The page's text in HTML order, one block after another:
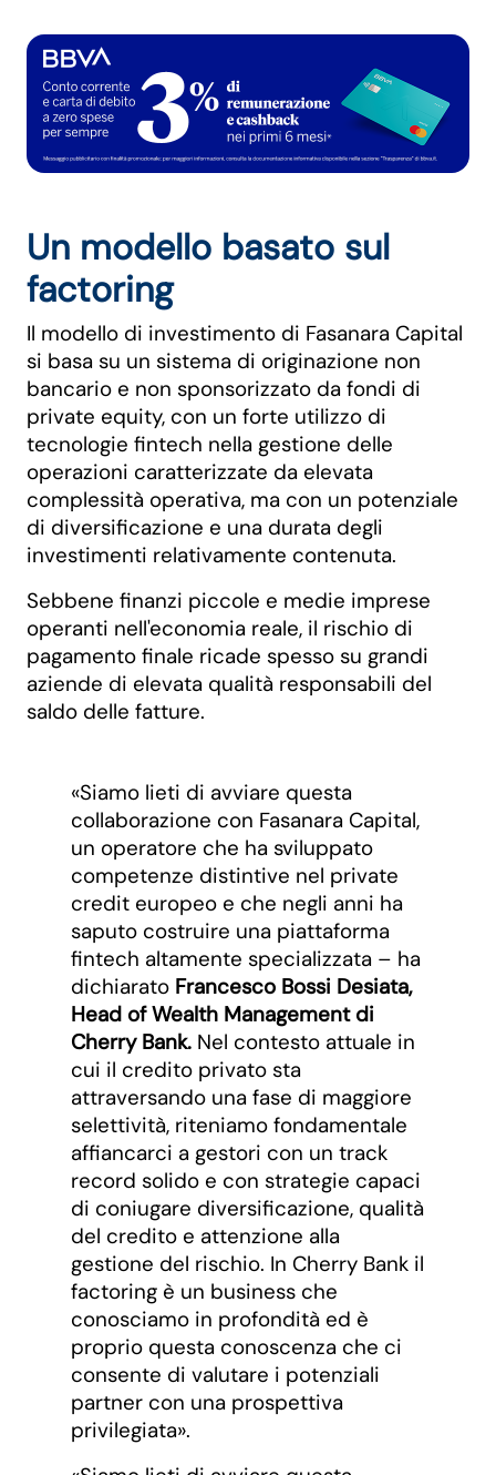
Un modello basato sul
factoring
Il modello di investimento di Fasanara Capital
si basa su un sistema di originazione non
bancario e non sponsorizzato da fondi di
private equity, con un forte utilizzo di
tecnologie fintech nella gestione delle
operazioni caratterizzate da elevata
complessità operativa, ma con un potenziale
di diversificazione e una durata degli
investimenti relativamente contenuta.
Sebbene finanzi piccole e medie imprese
operanti nell'economia reale, il rischio di
pagamento finale ricade spesso su grandi
aziende di elevata qualità responsabili del
saldo delle fatture.
«Siamo lieti di avviare questa
collaborazione con Fasanara Capital,
un operatore che ha sviluppato
competenze distintive nel private
credit europeo e che negli anni ha
saputo costruire una piattaforma
fintech altamente specializzata – ha
dichiarato Francesco Bossi Desiata,
Head of Wealth Management di
Cherry Bank. Nel contesto attuale in
cui il credito privato sta
attraversando una fase di maggiore
selettività, riteniamo fondamentale
affiancarci a gestori con un track
record solido e con strategie capaci
di coniugare diversificazione, qualità
del credito e attenzione alla
gestione del rischio. In Cherry Bank il
factoring è un business che
conosciamo in profondità ed è
proprio questa conoscenza che ci
consente di valutare i potenziali
partner con una prospettiva
privilegiata».